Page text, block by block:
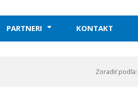
PARTNERI KONTAKT
Zoradiť podľa: